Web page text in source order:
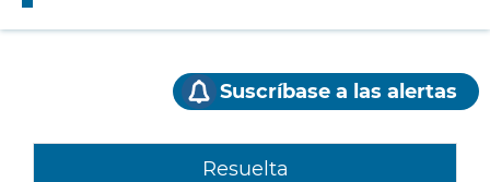
Suscríbase a las alertas
Resuelta